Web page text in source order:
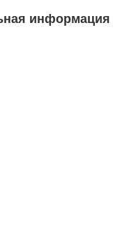
информация